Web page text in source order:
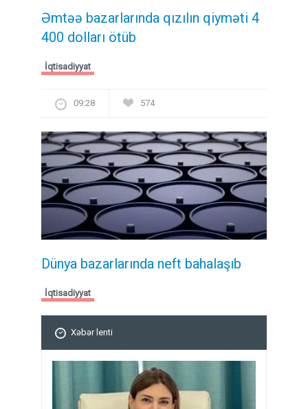
Əmtəə bazarlarında qızılın qiyməti 4
400 dolları ötüb
İqtisadiyyat
09:28 574
Dünya bazarlarında neft bahalaşıb
İqtisadiyyat
Xəbər lenti